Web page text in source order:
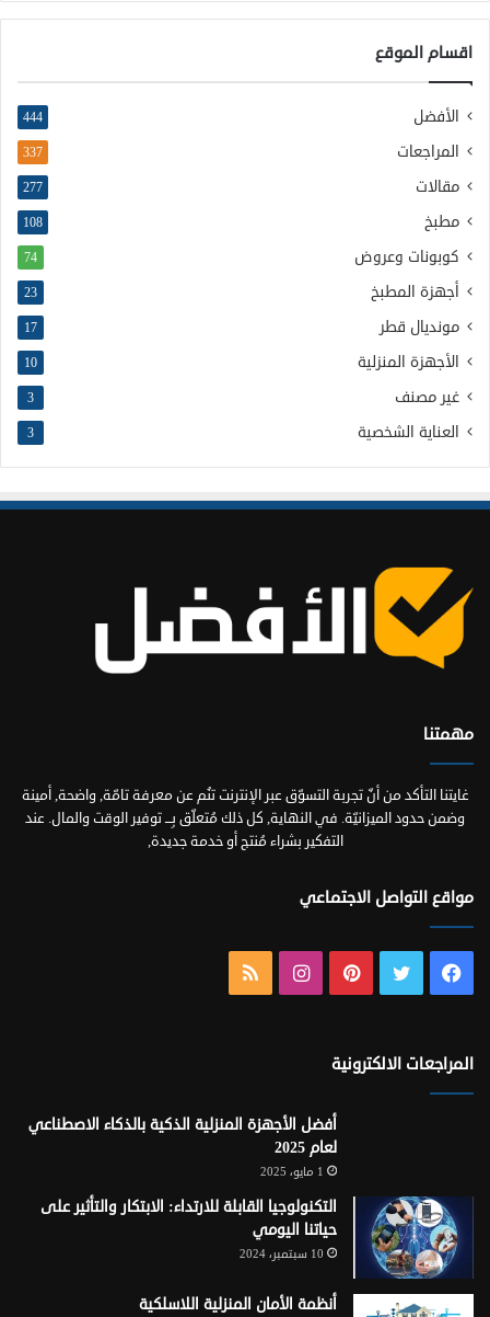
اقسام الموقع
الأفضل 444
المراجعات 337
مقالات 277
مطبخ 108
كوبونات وعروض 74
أجهزة المطبخ 23
مونديال قطر 17
الأجهزة المنزلية 10
غير مصنف 3
العناية الشخصية 3
مهمتنا
غايتنا التأكد من أنّ تجربة التسوّق عبر الإنترنت تنُم عن معرفة تامّة, واضحة, أمينة
وضمن حدود الميزانيّة. في النهاية, كل ذلك مُتعلّق بِـــ توفير الوقت والمال. عند
التفكير بشراء مُنتج أو خدمة جديدة,
مواقع التواصل الاجتماعي
فيسبوك تويتر بينتيريستانستقرام
المراجعات الالكترونية
أفضل الأجهزة المنزلية الذكية بالذكاء الاصطناعي
لعام 2025
1 مايو، 2025
التكنولوجيا القابلة للارتداء: الابتكار والتأثير على
حياتنا اليومي
10 سبتمبر، 2024
أنظمة الأمان المنزلية اللاسلكية